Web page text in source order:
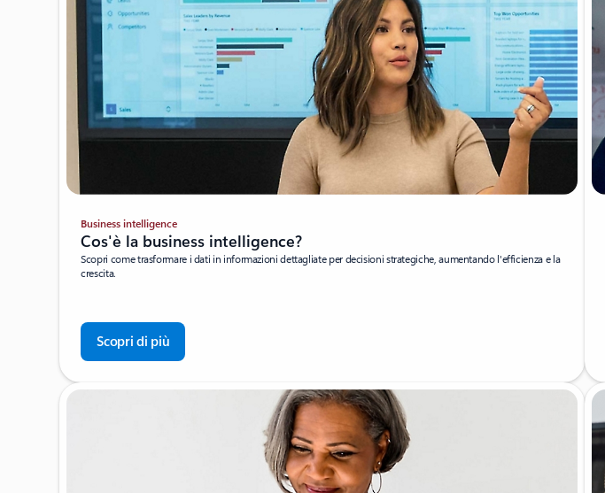
Business intelligence
Cos'è la business intelligence?
Scopri come trasformare i dati in informazioni dettagliate per decisioni strategiche, aumentando l'efficienza e la
crescita.
Scopri di più